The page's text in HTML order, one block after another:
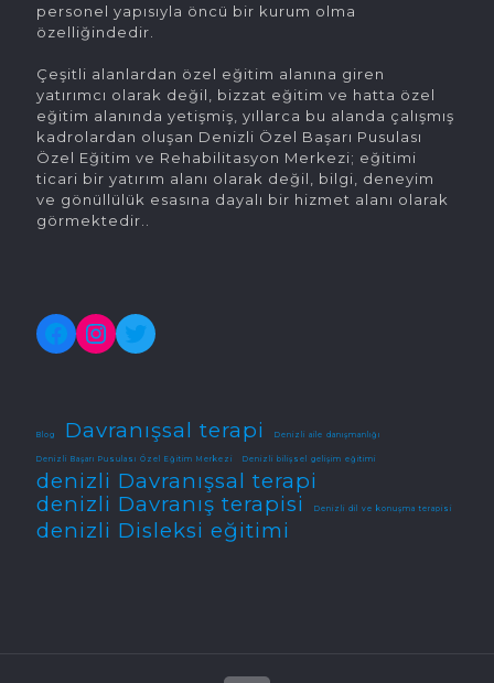
personel yapısıyla öncü bir kurum olma
özelliğindedir.
Çeşitli alanlardan özel eğitim alanına giren
yatırımcı olarak değil, bizzat eğitim ve hatta özel
eğitim alanında yetişmiş, yıllarca bu alanda çalışmış
kadrolardan oluşan Denizli Özel Başarı Pusulası
Özel Eğitim ve Rehabilitasyon Merkezi; eğitimi
ticari bir yatırım alanı olarak değil, bilgi, deneyim
ve gönüllülük esasına dayalı bir hizmet alanı olarak
görmektedir..
Facebook
Instagram
Twitter
Blog Davranışsal terapi Denizli aile danışmanlığı
Denizli Başarı Pusulası Özel Eğitim Merkezi Denizli bilişsel gelişim eğitimi
denizli Davranışsal terapi
denizli Davranış terapisi
Denizli dil ve konuşma terapisi
denizli Disleksi eğitimi